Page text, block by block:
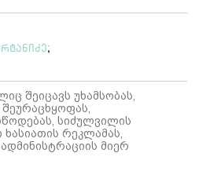
;
შეიცავს უხამსობას,
სიძულვილის
რეკლამას,
მიერ